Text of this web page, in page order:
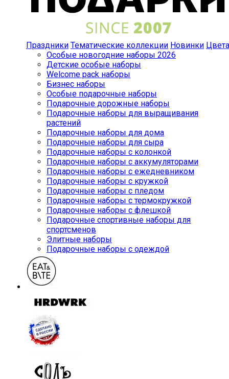
Праздники Тематические коллекции Новинки Цвета
Особые новогодние наборы 2026
Детские особые наборы
Welcome pack наборы
Бизнес наборы
Особые подарочные наборы
Подарочные дорожные наборы
Подарочные наборы для выращивания
растений
Подарочные наборы для дома
Подарочные наборы для сыра
Подарочные наборы с колонкой
Подарочные наборы с аккумуляторами
Подарочные наборы с ежедневником
Подарочные наборы с кружкой
Подарочные наборы с пледом
Подарочные наборы с термокружкой
Подарочные наборы с флешкой
Подарочные спортивные наборы для
спортсменов
Элитные наборы
Подарочные наборы с одеждой